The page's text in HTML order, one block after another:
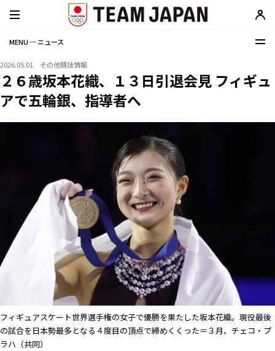
MENU ─ ニュース
2026.05.01 その他競技情報
２６歳坂本花織、１３日引退会見 フィギュ
アで五輪銀、指導者へ
フィギュアスケート世界選手権の女子で優勝を果たした坂本花織。現役最後
の試合を日本勢最多となる４度目の頂点で締めくくった＝３月、チェコ・プ
ラハ（共同）